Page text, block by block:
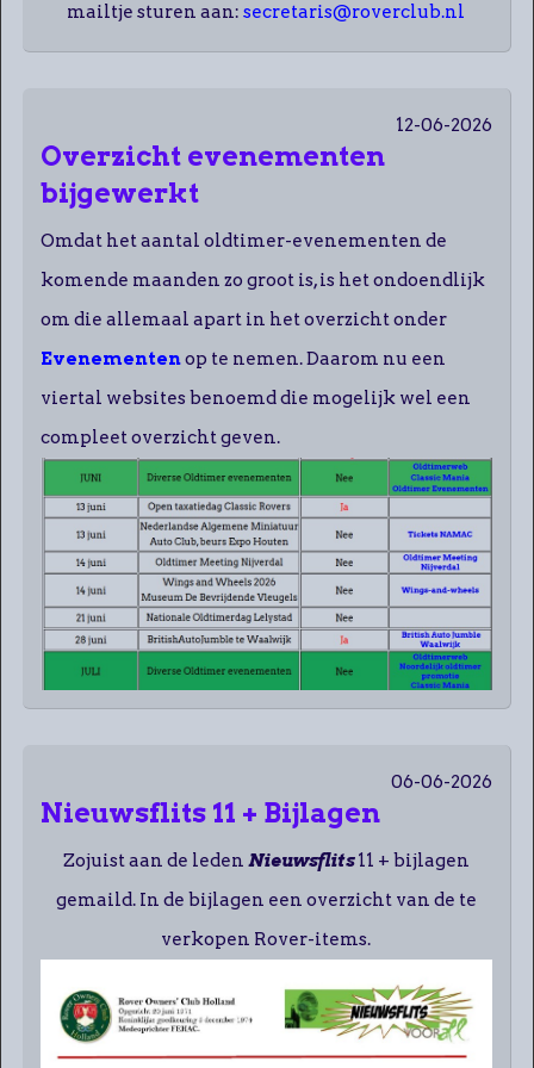
mailtje sturen aan:secretaris@roverclub.nl
12-06-2026
Overzicht evenementen
bijgewerkt
Omdat het aantal oldtimer-evenementen de
komende maanden zo groot is, is het ondoendlijk
om die allemaal apart in het overzicht onder
Evenementenop te nemen. Daarom nu een
viertal websites benoemd die mogelijk wel een
compleet overzicht geven.
06-06-2026
Nieuwsflits 11 + Bijlagen
Zojuist aan de leden Nieuwsflits11 + bijlagen
gemaild. In de bijlagen een overzicht van de te
verkopen Rover-items.